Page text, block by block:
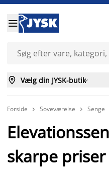

 Vælg din JYSK-butik
Forside  Soveværelse  Senge
skarpe priser